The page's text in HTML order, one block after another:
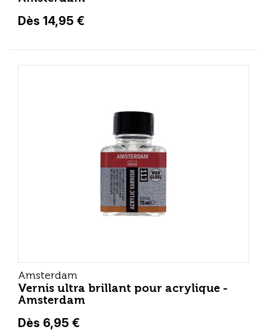
Dès 14,95 €
Amsterdam
Vernis ultra brillant pour acrylique -
Amsterdam
Dès 6,95 €